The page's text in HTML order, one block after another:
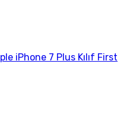
iPhone 7 Plus Kılıf First